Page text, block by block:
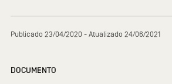
Publicado 23/04/2020 - Atualizado 24/06/2021
DOCUMENTO